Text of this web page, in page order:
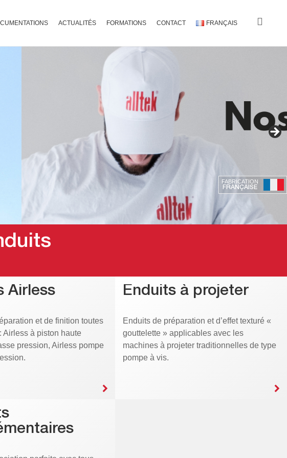
ACTUALITÉS FORMATIONS CONTACT FRANÇAIS
FABRICATION
FRANÇAISE
Airless
et de finition toutes
Airless à piston haute
pression, Airless pompe
Enduits à projeter
Enduits de préparation et d’effet texturé «
gouttelette » applicables avec les
machines à projeter traditionnelles de type
pompe à vis.